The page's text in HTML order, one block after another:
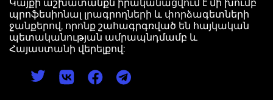
Կայքի աշխատանքն իրականացվում է մի խումբ
պրոֆեսիոնալ լրագրողների և փորձագետների
ջանքերով, որոնք շահագրգռված են հայկական
պետականության ամրապնդմամբ և
Հայաստանի վերելքով: